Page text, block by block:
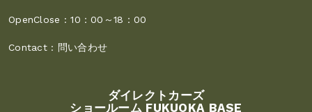
OpenClose :10：00～18：00
Contact : 問い合わせ
ダイレクトカーズ
ショールーム FUKUOKA BASE